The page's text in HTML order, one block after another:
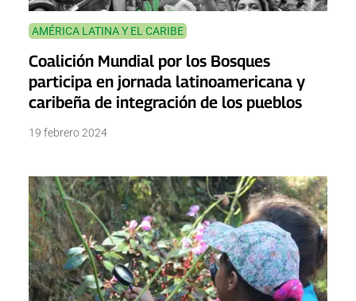
AMÉRICA LATINA Y EL CARIBE
Coalición Mundial por los Bosques
participa en jornada latinoamericana y
caribeña de integración de los pueblos
19 febrero 2024